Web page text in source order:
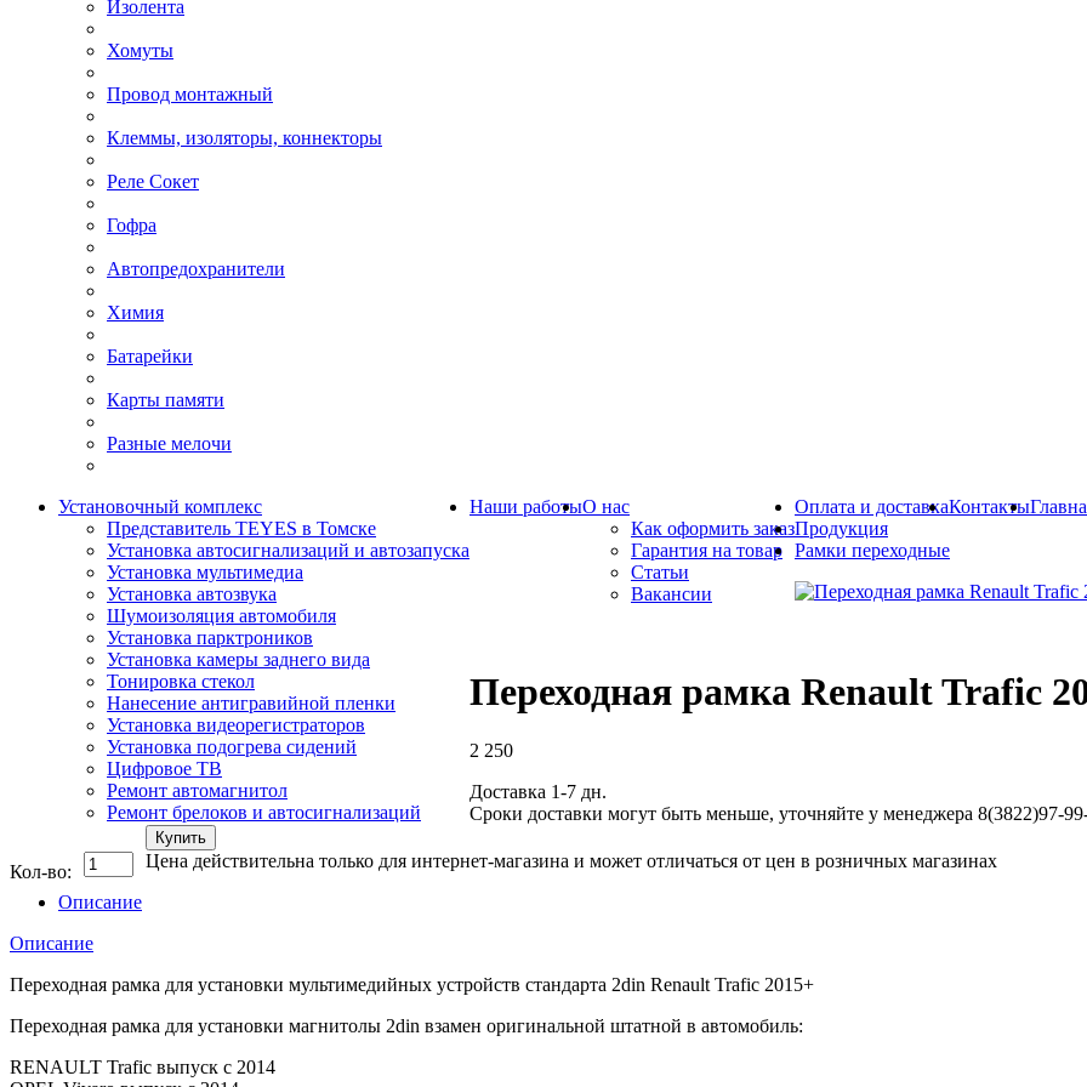
Изолента
Хомуты
Провод монтажный
Клеммы, изоляторы, коннекторы
Реле Сокет
Гофра
Автопредохранители
Химия
Батарейки
Карты памяти
Разные мелочи
Установочный комплекс
Представитель TEYES в Томске
Установка автосигнализаций и автозапуска
Установка мультимедиа
Установка автозвука
Шумоизоляция автомобиля
Установка парктроников
Установка камеры заднего вида
Тонировка стекол
Нанесение антигравийной пленки
Установка видеорегистраторов
Установка подогрева сидений
Цифровое ТВ
Ремонт автомагнитол
Ремонт брелоков и автосигнализаций
Наши работыО нас
Как оформить заказ
Гарантия на товар
Статьи
Вакансии
Оплата и доставкаКонтакты
Продукция
Рамки переходные
Переходная рамка Renault Trafic
2 250
Доставка 1-7 дн.
Сроки доставки могут быть меньше, уточняйте у менеджера 8(3822)97-
Кол-во:
Купить
Цена действительна только для интернет-магазина и может отличаться от цен в розничных магазинах
Описание
Описание
Переходная рамка для установки мультимедийных устройств стандарта 2din Renault Trafic 2015+
Переходная рамка для установки магнитолы 2din взамен оригинальной штатной в автомобиль:
RENAULT Trafic выпуск с 2014